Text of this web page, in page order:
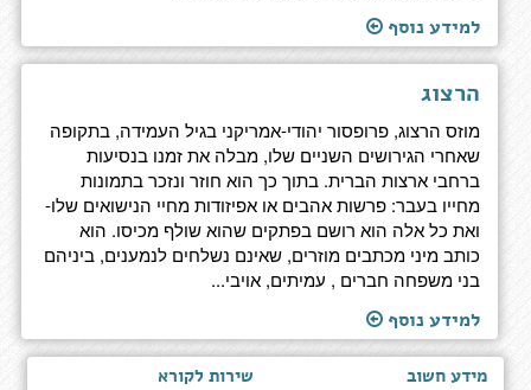
למידע נוסף
הרצוג
מוזס הרצוג, פרופסור יהודי-אמריקני בגיל העמידה, בתקופה
שאחרי הגירושים השניים שלו, מבלה את זמנו בנסיעות
ברחבי ארצות הברית. בתוך כך הוא חוזר ונזכר בתמונות
מחייו בעבר: פרשות אהבים או אפיזודות מחיי הנישואים שלו-
ואת כל אלה הוא רושם בפתקים שהוא שולף מכיסו. הוא
כותב מיני מכתבים מוזרים, שאינם נשלחים לנמענים, ביניהם
בני משפחה חברים , עמיתים, אויבי...
למידע נוסף
מידע חשוב שירות לקורא